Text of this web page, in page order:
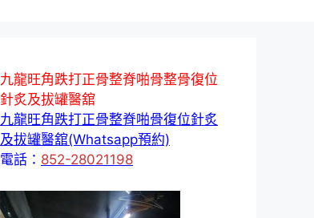
九龍旺角跌打正骨整脊啪骨整骨復位
針炙及拔罐醫舘
九龍旺角跌打正骨整脊啪骨復位針炙
及拔罐醫舘(Whatsapp預約)
電話： 852-28021198